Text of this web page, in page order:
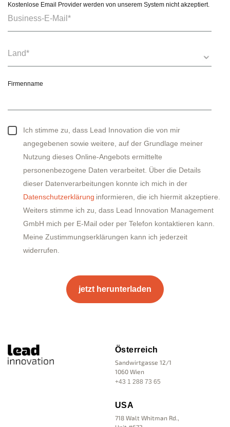
Kostenlose Email Provider werden von unserem System nicht akzeptiert.
Firmenname
Ich stimme zu, dass Lead Innovation die von mir
angegebenen sowie weitere, auf der Grundlage meiner
Nutzung dieses Online-Angebots ermittelte
personenbezogene Daten verarbeitet. Über die Details
dieser Datenverarbeitungen konnte ich mich in der
Datenschutzerklärung informieren, die ich hiermit akzeptiere.
Weiters stimme ich zu, dass Lead Innovation Management
GmbH mich per E-Mail oder per Telefon kontaktieren kann.
Meine Zustimmungserklärungen kann ich jederzeit
widerrufen.
Österreich
Sandwirtgasse 12/1
1060 Wien
+43 1 288 73 65
USA
718 Walt Whitman Rd.,